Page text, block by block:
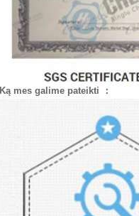
Ką mes galime pateikti ：